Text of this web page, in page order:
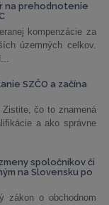
na prehodnotenie
kompenzácie za
územných celkov.
SZČO a začína
čo to znamená
a ako správne
spoločníkov či
na Slovensku po
zákon o obchodnom